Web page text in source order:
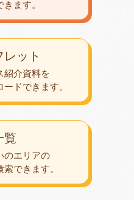
覧
のエリアの
できます。
ット
紹介資料を
ードできます。
きます。